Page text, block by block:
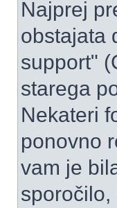
Najprej
obstajata
support"
starega
Nekateri
ponovno
vam je